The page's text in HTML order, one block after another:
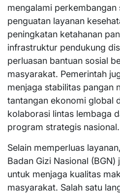
mengalami
penguatan layanan
peningkatan ketahanan
infrastruktur pendukung
perluasan bantuan sosial
masyarakat. Pemerintah
menjaga stabilitas pangan
tantangan ekonomi global
kolaborasi lintas lembaga
program strategis nasional.
Selain memperluas
Badan Gizi Nasional
untuk menjaga kualitas
masyarakat. Salah satu